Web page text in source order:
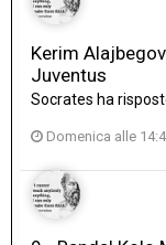
Kerim
Juventus
Socrates ha
Domenica alle